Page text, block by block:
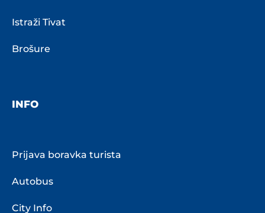
Istraži Tivat
Brošure
INFO
Prijava boravka turista
Autobus
City Info